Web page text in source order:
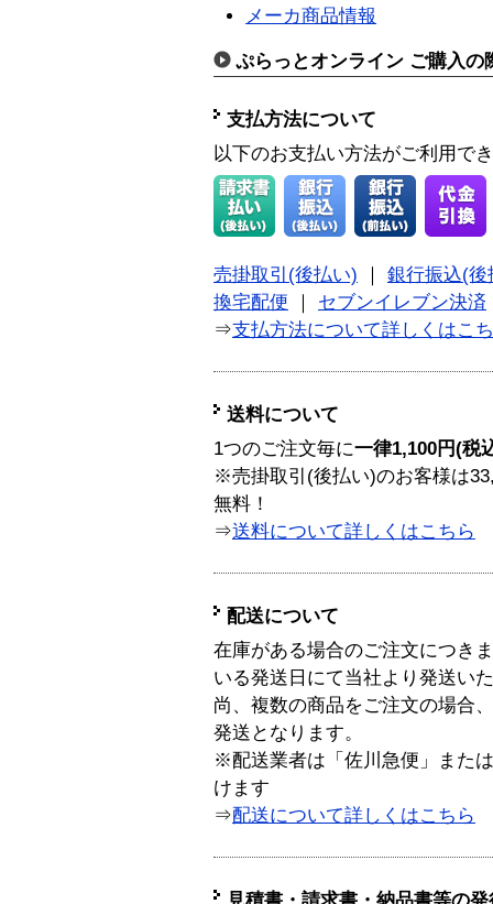
メーカ商品情報
ぷらっとオンライン ご購入の
支払方法について
以下のお支払い方法がご利用で
売掛取引(後払い)
銀行振込(後
換宅配便
セブンイレブン決済
⇒支払方法について詳しくはこ
送料について
1つのご注文毎に一律1,100円(税
※売掛取引(後払い)のお客様は
無料！
⇒送料について詳しくはこちら
配送について
在庫がある場合のご注文につき
いる発送日にて当社より発送い
尚、複数の商品をご注文の場合
発送となります。
※配送業者は「佐川急便」また
けます
⇒配送について詳しくはこちら